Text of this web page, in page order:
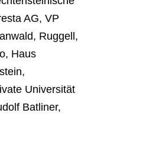
AG, VP
Ruggell,
Haus
Universität
Batliner,